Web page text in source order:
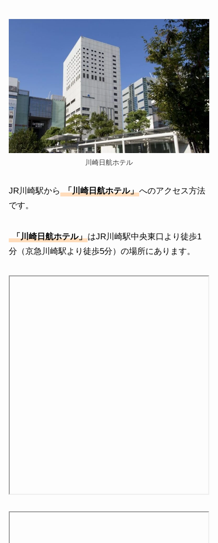
川崎日航ホテル
JR川崎駅から 「川崎日航ホテル」へのアクセス方法
です。
「川崎日航ホテル」はJR川崎駅中央東口より徒歩1
分（京急川崎駅より徒歩5分）の場所にあります。